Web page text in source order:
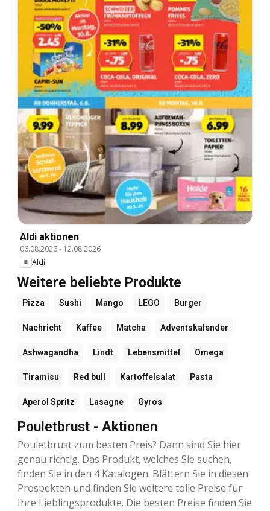
Aldi aktionen
06.08.2026- 12.08.2026
Aldi
Weitere beliebte Produkte
Pizza Sushi Mango LEGO Burger
Nachricht Kaffee Matcha Adventskalender
Ashwagandha Lindt Lebensmittel Omega
Tiramisu Red bull Kartoffelsalat Pasta
Aperol Spritz Lasagne Gyros
Pouletbrust - Aktionen
Pouletbrust zum besten Preis? Dann sind Sie hier
genau richtig. Das Produkt, welches Sie suchen,
finden Sie in den 4 Katalogen. Blättern Sie in diesen
Prospekten und finden Sie weitere tolle Preise für
Ihre Lieblingsprodukte. Die besten Preise finden Sie